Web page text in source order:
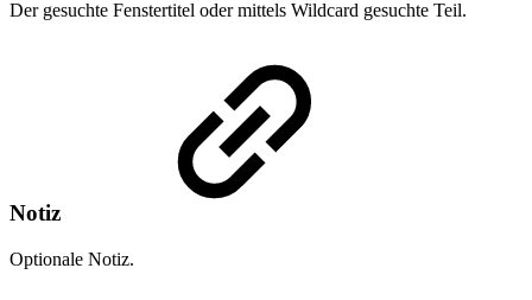
Der gesuchte Fenstertitel oder mittels Wildcard gesuchte Teil.
Notiz
Optionale Notiz.